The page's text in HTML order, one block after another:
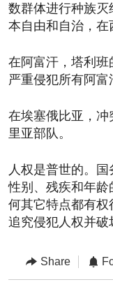
数群体进行种族
本自由和自治，在
在阿富汗，塔利
严重侵犯所有阿富
在埃塞俄比亚，
里亚部队。
人权是普世的。国
性别、残疾和年
何其它特点都有权
追究侵犯人权并破
Share